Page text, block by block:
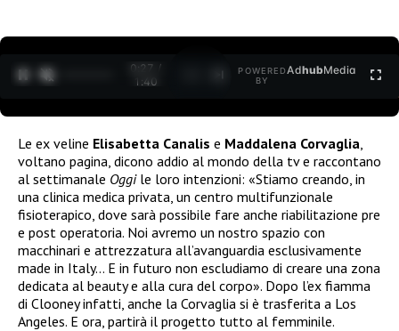
0:27 /
1:40
POWERED
BY
AdhubMedia
Le ex veline Elisabetta Canalis e Maddalena Corvaglia
voltano pagina, dicono addio al mondo della tv e raccontano
al settimanale Oggi le loro intenzioni: «Stiamo creando, in
una clinica medica privata, un centro multifunzionale
fisioterapico, dove sarà possibile fare anche riabilitazione pre
e post operatoria. Noi avremo un nostro spazio con
macchinari e attrezzatura all’avanguardia esclusivamente
made in Italy… E in futuro non escludiamo di creare una zona
dedicata al beauty e alla cura del corpo». Dopo l’ex fiamma
di Clooney infatti, anche la Corvaglia si è trasferita a Los
Angeles. E ora, partirà il progetto tutto al femminile.